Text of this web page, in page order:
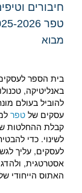
טפר 2025-2026
מבוא
בית הספר
באנליטיקה,
להוביל בעולם
עסקים של טפר
קבלת ההחלטות
לשינוי. כדי
לעסקים, עליך
אסטרטגית,
האתוס הייחודי